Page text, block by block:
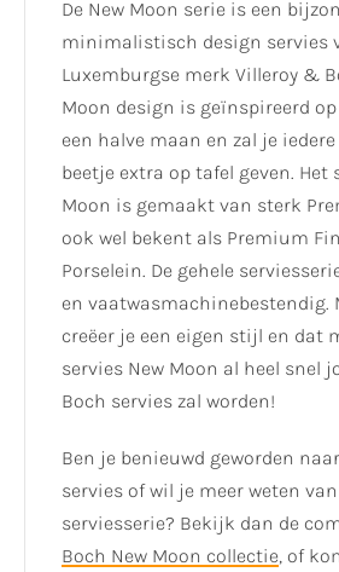
De New Moon serie is een
minimalistisch design servies
Luxemburgse merk Villeroy &
Moon design is geïnspireerd
een halve maan en zal je
beetje extra op tafel geven. Het
Moon is gemaakt van sterk
ook wel bekent als Premium
Porselein. De gehele
en vaatwasmachinebestendig.
creëer je een eigen stijl en dat
servies New Moon al heel snel
Boch servies zal worden!
Ben je benieuwd geworden
servies of wil je meer weten van
serviesserie? Bekijk dan de
Boch New Moon collectie, of